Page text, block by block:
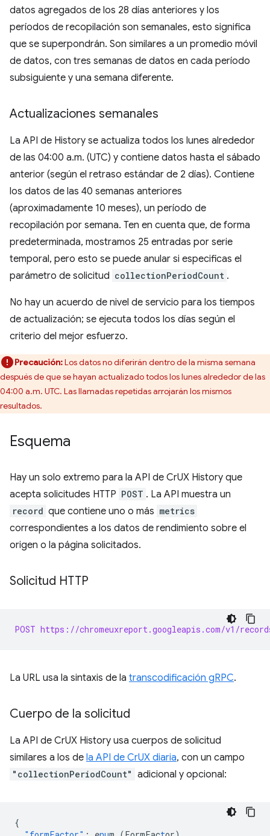
datos agregados de los 28 días anteriores y los
períodos de recopilación son semanales, esto significa
que se superpondrán. Son similares a un promedio móvil
de datos, con tres semanas de datos en cada período
subsiguiente y una semana diferente.
Actualizaciones semanales
La API de History se actualiza todos los lunes alrededor
de las 04:00 a.m. (UTC) y contiene datos hasta el sábado
anterior (según el retraso estándar de 2 días). Contiene
los datos de las 40 semanas anteriores
(aproximadamente 10 meses), un período de
recopilación por semana. Ten en cuenta que, de forma
predeterminada, mostramos 25 entradas por serie
temporal, pero esto se puede anular si especificas el
parámetro de solicitud collectionPeriodCount .
No hay un acuerdo de nivel de servicio para los tiempos
de actualización; se ejecuta todos los días según el
criterio del mejor esfuerzo.
Precaución:Los datos no diferirán dentro de la misma semana
después de que se hayan actualizado todos los lunes alrededor de las
04:00 a.m. UTC. Las llamadas repetidas arrojarán los mismos
resultados.
Esquema
Hay un solo extremo para la API de CrUX History que
acepta solicitudes HTTP POST . La API muestra un
record que contiene uno o más metrics
correspondientes a los datos de rendimiento sobre el
origen o la página solicitados.
Solicitud HTTP
POST https://chromeuxreport.googleapis.com/v1/
La URL usa la sintaxis de la transcodificación gRPC.
Cuerpo de la solicitud
La API de CrUX History usa cuerpos de solicitud
similares a los de la API de CrUX diaria, con un campo
"collectionPeriodCount" adicional y opcional:
{